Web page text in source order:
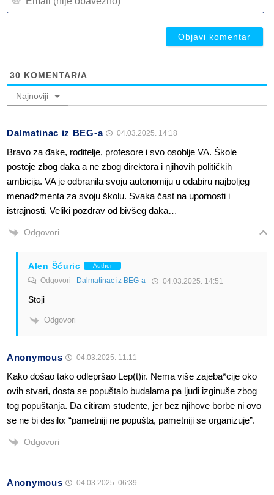
30 KOMENTAR/A
Najnoviji
Dalmatinac iz BEG-a 04.03.2025. 14:18
Bravo za đake, roditelje, profesore i svo osoblje VA. Škole
postoje zbog đaka a ne zbog direktora i njihovih političkih
ambicija. VA je odbranila svoju autonomiju u odabiru najboljeg
menadžmenta za svoju školu. Svaka čast na upornosti i
istrajnosti. Veliki pozdrav od bivšeg đaka…
Odgovori
Alen Šćuric Author
Odgovori Dalmatinac iz BEG-a 04.03.2025. 14:51
Stoji
Odgovori
Anonymous 04.03.2025. 11:11
Kako došao tako odlepršao Lep(t)ir. Nema više zajeba*cije oko
ovih stvari, dosta se popuštalo budalama pa ljudi izginuše zbog
tog popuštanja. Da citiram studente, jer bez njihove borbe ni ovo
se ne bi desilo: “pametniji ne popušta, pametniji se organizuje”.
Odgovori
Anonymous 04.03.2025. 06:39